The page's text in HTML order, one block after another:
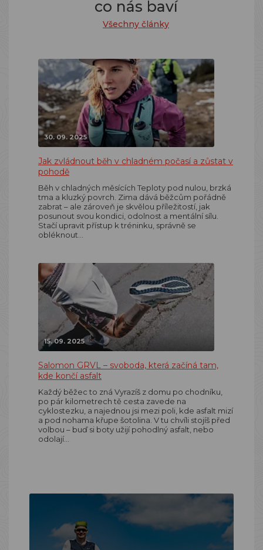
co nás baví
Všechny články
30. 09. 2025
Jak zvládnout běh v chladném počasí a zůstat v
pohodě
Běh v chladných měsících Teploty pod nulou, brzká
tma a kluzký povrch. Zima dává běžcům pořádně
zabrat – ale zároveň je skvělou příležitostí, jak
posunout svou kondici, odolnost a mentální sílu.
Stačí upravit přístup k tréninku, správně se
obléknout…
15. 09. 2025
Salomon GRVL – svoboda, která začíná tam,
kde končí asfalt
Každý běžec to zná Vyrazíš z domu po chodníku,
po pár kilometrech tě cesta zavede na
cyklostezku, a najednou jsi mezi poli, kde asfalt mizí
a pod nohama křupe šotolina. V tu chvíli stojíš před
volbou – buď si boty užijí pohodlný asfalt, nebo
odolají…